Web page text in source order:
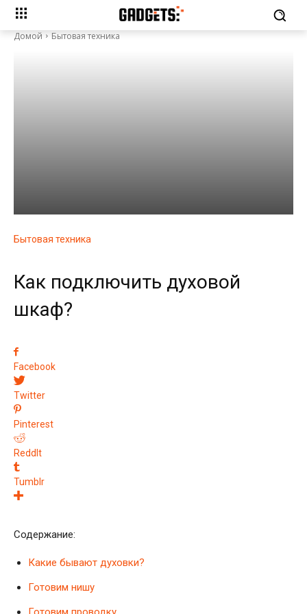
Домой Бытовая техника
Бытовая техника
Как подключить духовой
шкаф?
Facebook
Twitter
Pinterest
ReddIt
Tumblr
Содержание:
Какие бывают духовки?
Готовим нишу